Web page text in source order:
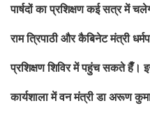
पार्षदों का प्रशिक्षण कई सत्र में
राम त्रिपाठी और कैबिनेट मंत्री
प्रशिक्षण शिविर में पहुंच सकते हैँ।
कार्यशाला में वन मंत्री डा अरूण